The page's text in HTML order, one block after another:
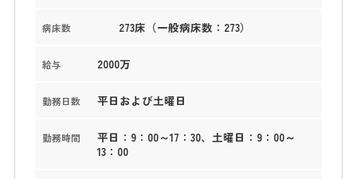
病床数 273床（一般病床数：273）
給与 2000万
勤務日数 平日および土曜日
勤務時間
平日：9：00～17：30、土曜日：9：00～
13：00